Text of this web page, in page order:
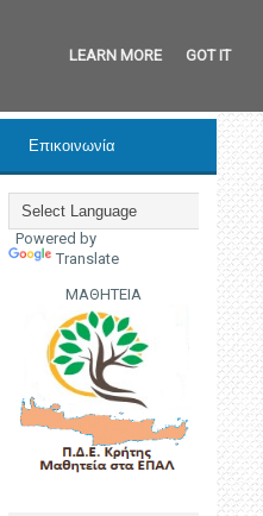
Επικοινωνία
Powered by
Translate
ΜΑΘΗΤΕΙΑ
LEARN MORE GOT IT